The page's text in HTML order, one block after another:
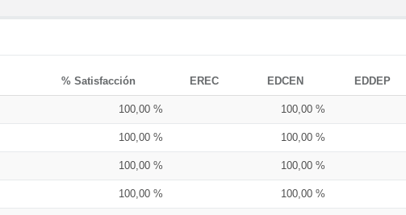
% Satisfacción EREC EDCEN EDDEP
100,00 % 100,00 %
100,00 % 100,00 %
100,00 % 100,00 %
100,00 % 100,00 %